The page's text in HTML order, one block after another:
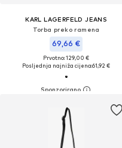
KARL LAGERFELD JEANS
Torba preko ramena
69,66 €
Prvotno: 129,00 €
Posljednja najniža cijena:61,92 €